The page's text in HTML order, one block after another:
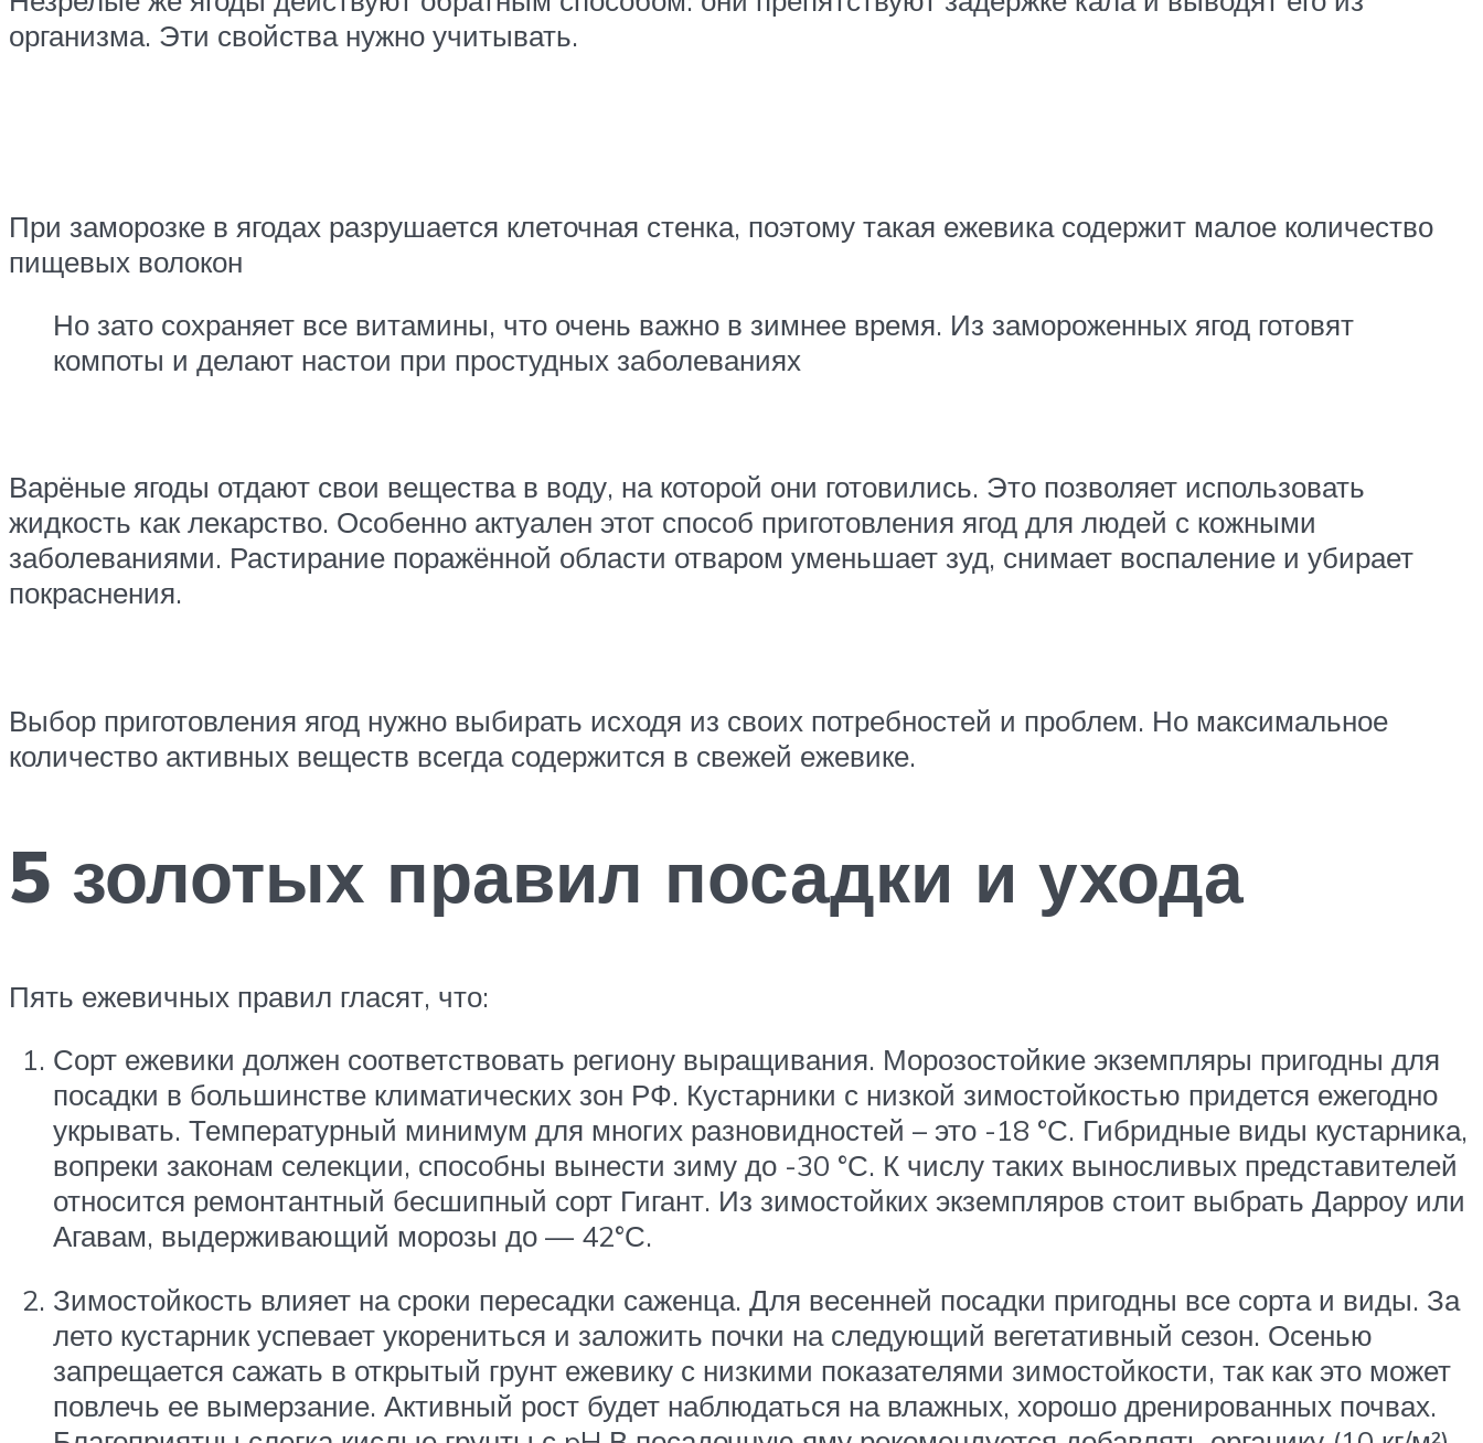
организма. Эти свойства нужно учитывать.
При заморозке в ягодах разрушается клеточная стенка, поэтому такая ежевика содержит малое количество
пищевых волокон
Но зато сохраняет все витамины, что очень важно в зимнее время. Из замороженных ягод готовят
компоты и делают настои при простудных заболеваниях
Варёные ягоды отдают свои вещества в воду, на которой они готовились. Это позволяет использовать
жидкость как лекарство. Особенно актуален этот способ приготовления ягод для людей с кожными
заболеваниями. Растирание поражённой области отваром уменьшает зуд, снимает воспаление и убирает
покраснения.
Выбор приготовления ягод нужно выбирать исходя из своих потребностей и проблем. Но максимальное
количество активных веществ всегда содержится в свежей ежевике.
5 золотых правил посадки и ухода
Пять ежевичных правил гласят, что:
Сорт ежевики должен соответствовать региону выращивания. Морозостойкие экземпляры пригодны для
посадки в большинстве климатических зон РФ. Кустарники с низкой зимостойкостью придется ежегодно
укрывать. Температурный минимум для многих разновидностей – это -18 °С. Гибридные виды кустарника,
вопреки законам селекции, способны вынести зиму до -30 °С. К числу таких выносливых представителей
относится ремонтантный бесшипный сорт Гигант. Из зимостойких экземпляров стоит выбрать Дарроу или
Агавам, выдерживающий морозы до — 42°С.
Зимостойкость влияет на сроки пересадки саженца. Для весенней посадки пригодны все сорта и виды. За
лето кустарник успевает укорениться и заложить почки на следующий вегетативный сезон. Осенью
запрещается сажать в открытый грунт ежевику с низкими показателями зимостойкости, так как это может
повлечь ее вымерзание. Активный рост будет наблюдаться на влажных, хорошо дренированных почвах.